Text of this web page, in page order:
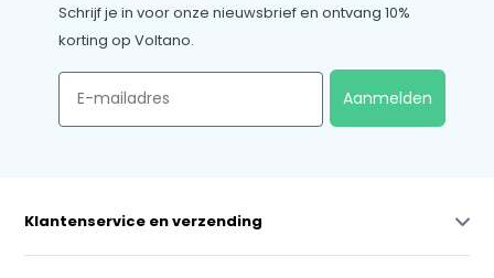
Schrijf je in voor onze nieuwsbrief en ontvang 10%
korting op Voltano.
Email
Aanmelden
Klantenservice en verzending